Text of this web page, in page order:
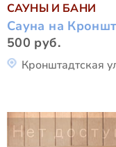
САУНЫ И БАНИ
Сауна на
500 руб.
Кронштадтская